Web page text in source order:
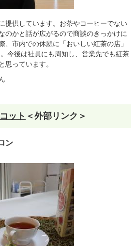
提供しています。お茶やコーヒーでない
のかと話が広がるので商談のきっかけに
、市内での休憩に「おいしい紅茶の店」
今後は社員にも周知し、営業先でも紅茶
思っています。
ット ＜外部リンク＞
ン